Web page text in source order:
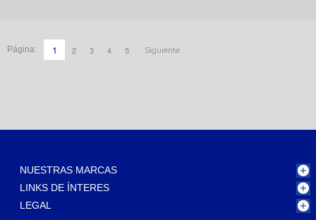
Página: 1 2 3 4 5 Siguiente
NUESTRAS MARCAS
LINKS DE ÍNTERES
LEGAL